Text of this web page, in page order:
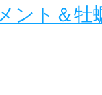
ント＆